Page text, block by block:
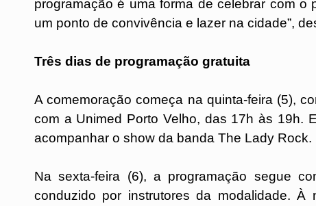
programação é uma forma de celebrar com
um ponto de convivência e lazer na cidade”,
Três dias de programação gratuita
A comemoração começa na quinta-feira (5),
com a Unimed Porto Velho, das 17h às 19h.
acompanhar o show da banda The Lady Rock.
Na sexta-feira (6), a programação segue
conduzido por instrutores da modalidade.